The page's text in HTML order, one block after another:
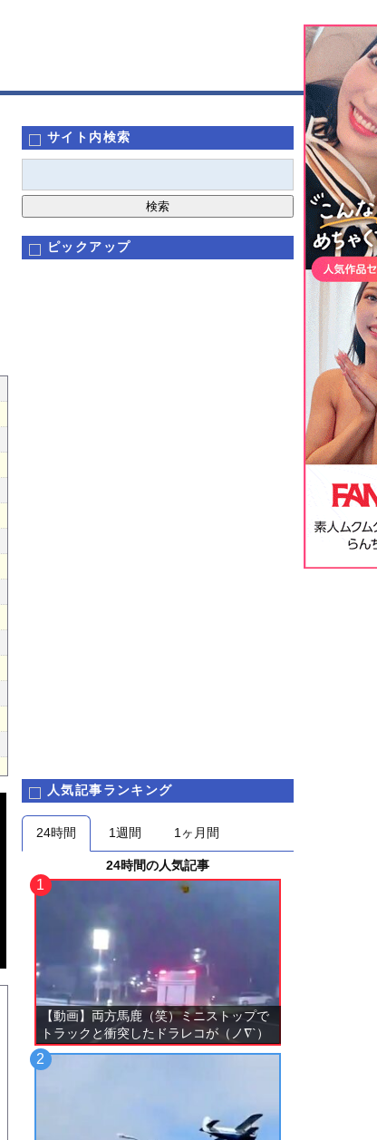
サイト内検索
ピックアップ
人気記事ランキング
24時間 1週間 1ヶ月間
24時間の人気記事
【動画】両方馬鹿（笑）ミニストップで
トラックと衝突したドラレコが（ノ∇`）